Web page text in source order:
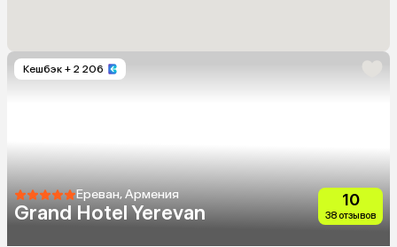
Кешбэк + 2 206
Ереван, Армения
Grand Hotel Yerevan
10
38 отзывов